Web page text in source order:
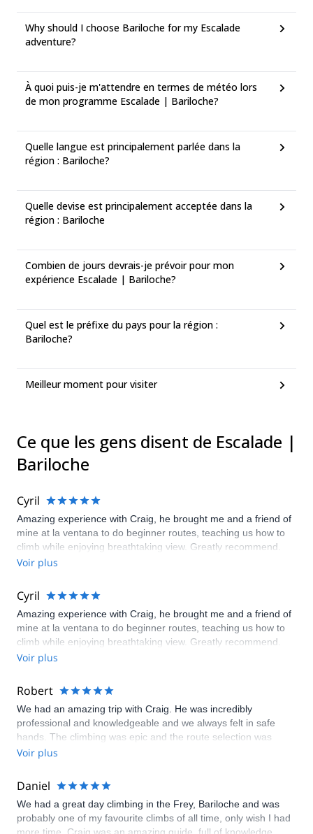
Why should I choose Bariloche for my Escalade
adventure?
À quoi puis-je m'attendre en termes de météo lors
de mon programme Escalade | Bariloche?
Quelle langue est principalement parlée dans la
région : Bariloche?
Quelle devise est principalement acceptée dans la
région : Bariloche
Combien de jours devrais-je prévoir pour mon
expérience Escalade | Bariloche?
Quel est le préfixe du pays pour la région :
Bariloche?
Meilleur moment pour visiter
Ce que les gens disent de Escalade |
Bariloche
Cyril
Amazing experience with Craig, he brought me and a friend of
mine at la ventana to do beginner routes, teaching us how to
climb while enjoying breathtaking view. Greatly recommend.
Voir plus
Cyril
Amazing experience with Craig, he brought me and a friend of
mine at la ventana to do beginner routes, teaching us how to
climb while enjoying breathtaking view. Greatly recommend.
Voir plus
Robert
We had an amazing trip with Craig. He was incredibly
professional and knowledgeable and we always felt in safe
hands. The climbing was epic and the route selection was
perfect, I definitely felt like I was able to try stuff which I
experience which we wont forget! Thank you so much
Voir plus
Daniel
We had a great day climbing in the Frey, Bariloche and was
probably one of my favourite climbs of all time, only wish I had